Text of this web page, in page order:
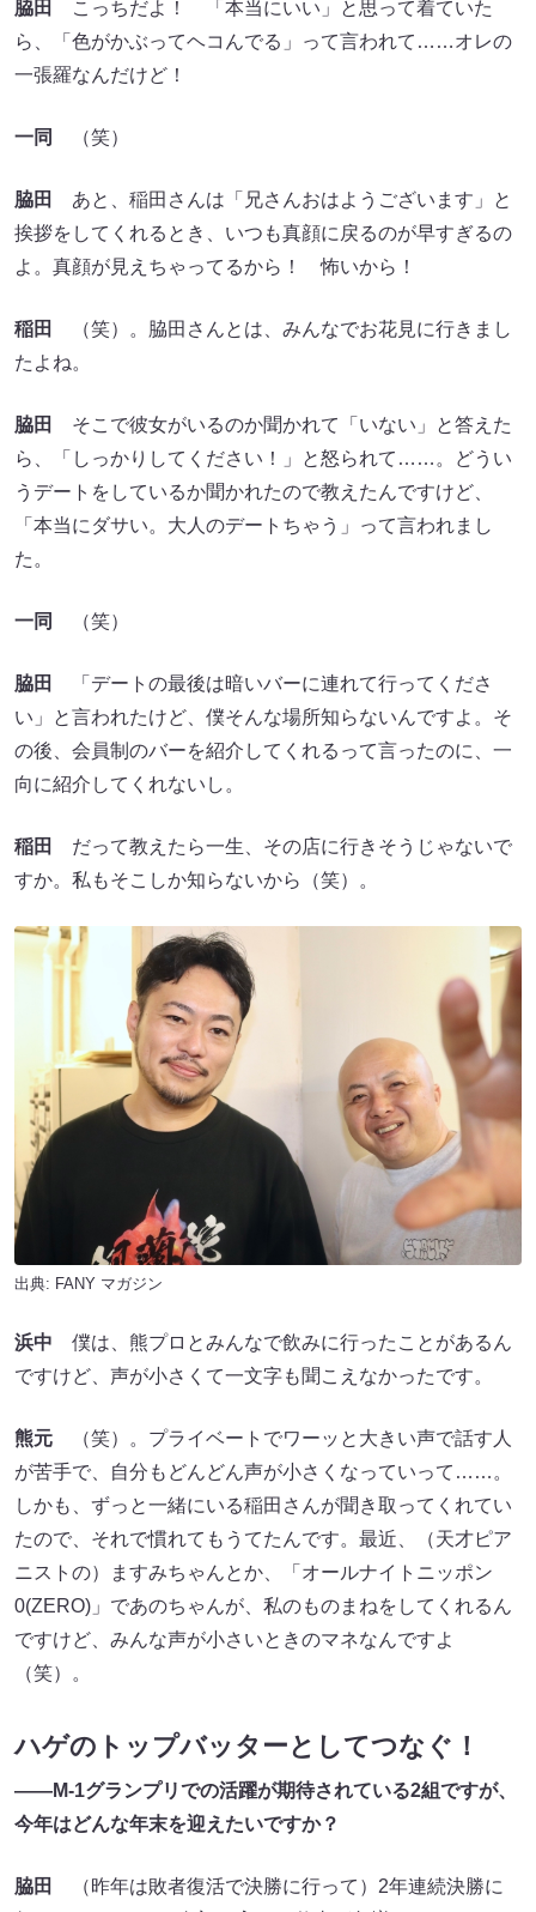
脇田
こっちだよ！ 「本当にいい」と思って着ていた
ら、「色がかぶってヘコんでる」って言われて……オレの
一張羅なんだけど！
一同 （笑）
脇田
あと、稲田さんは「兄さんおはようございます」と
挨拶をしてくれるとき、いつも真顔に戻るのが早すぎるの
よ。真顔が見えちゃってるから！ 怖いから！
稲田
（笑）。脇田さんとは、みんなでお花見に行きまし
たよね。
脇田
そこで彼女がいるのか聞かれて「いない」と答えた
ら、「しっかりしてください！」と怒られて……。どうい
うデートをしているか聞かれたので教えたんですけど、
「本当にダサい。大人のデートちゃう」って言われまし
た。
一同 （笑）
脇田
「デートの最後は暗いバーに連れて行ってくださ
い」と言われたけど、僕そんな場所知らないんですよ。そ
の後、会員制のバーを紹介してくれるって言ったのに、一
向に紹介してくれないし。
稲田
だって教えたら一生、その店に行きそうじゃないで
すか。私もそこしか知らないから（笑）。
出典: FANY マガジン
浜中 僕は、熊プロとみんなで飲みに行ったことがあるん
ですけど、声が小さくて一文字も聞こえなかったです。
熊元 （笑）。プライベートでワーッと大きい声で話す人
が苦手で、自分もどんどん声が小さくなっていって……。
しかも、ずっと一緒にいる稲田さんが聞き取ってくれてい
たので、それで慣れてもうてたんです。最近、（天才ピア
ニストの）ますみちゃんとか、「オールナイトニッポン
0(ZERO)」であのちゃんが、私のものまねをしてくれるん
ですけど、みんな声が小さいときのマネなんですよ
（笑）。
ハゲのトップバッターとしてつなぐ！
――M-1グランプリでの活躍が期待されている2組ですが、
今年はどんな年末を迎えたいですか？
脇田
（昨年は敗者復活で決勝に行って）2年連続決勝に